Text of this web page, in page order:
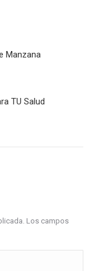
Manzana
TU Salud
Los campos